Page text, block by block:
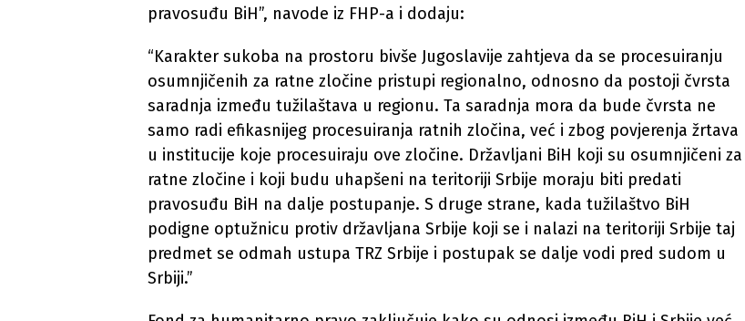
pravosuđu BiH”, navode iz FHP-a i dodaju:
“Karakter sukoba na prostoru bivše Jugoslavije zahtjeva da se procesuiranju
osumnjičenih za ratne zločine pristupi regionalno, odnosno da postoji čvrsta
saradnja između tužilaštava u regionu. Ta saradnja mora da bude čvrsta ne
samo radi efikasnijeg procesuiranja ratnih zločina, već i zbog povjerenja žrtava
u institucije koje procesuiraju ove zločine. Državljani BiH koji su osumnjičeni za
ratne zločine i koji budu uhapšeni na teritoriji Srbije moraju biti predati
pravosuđu BiH na dalje postupanje. S druge strane, kada tužilaštvo BiH
podigne optužnicu protiv državljana Srbije koji se i nalazi na teritoriji Srbije taj
predmet se odmah ustupa TRZ Srbije i postupak se dalje vodi pred sudom u
Srbiji.”